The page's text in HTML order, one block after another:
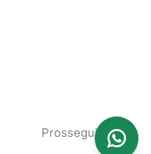
Prosseguir